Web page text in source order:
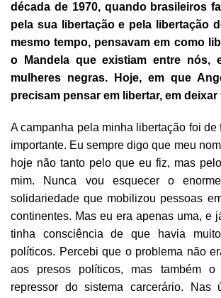
década de 1970, quando brasileiros
pela sua libertação e pela libertação
mesmo tempo, pensavam em como
o Mandela que existiam entre nós,
mulheres negras. Hoje, em que
precisam pensar em libertar, em deixar
A campanha pela minha libertação foi de
importante. Eu sempre digo que meu
hoje não tanto pelo que eu fiz, mas
mim. Nunca vou esquecer o
solidariedade que mobilizou pessoas
continentes. Mas eu era apenas uma, e
tinha consciência de que havia
políticos. Percebi que o problema não
aos presos políticos, mas também
repressor do sistema carcerário. Nas